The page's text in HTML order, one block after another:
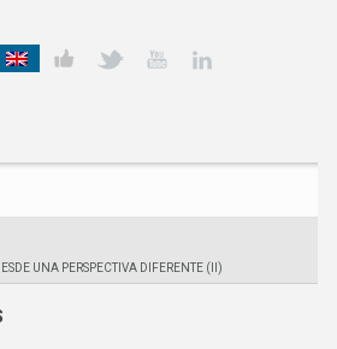
UNA PERSPECTIVA DIFERENTE (II)